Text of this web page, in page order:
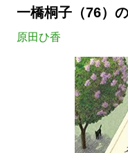
一橋桐子（76）
原田ひ香